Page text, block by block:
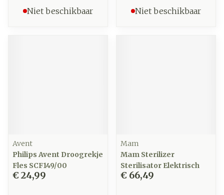
Niet beschikbaar Niet beschikbaar
Avent
Philips Avent Droogrekje
Fles SCF149/00
€ 24,99
Mam
Mam Sterilizer
Sterilisator Elektrisch
€ 66,49